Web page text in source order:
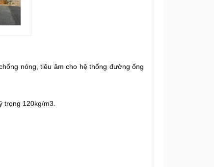
nóng, tiêu âm cho hệ thống đường ống
120kg/m3.